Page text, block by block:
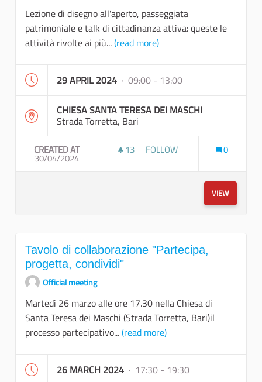
Lezione di disegno all'aperto, passeggiata
patrimoniale e talk di cittadinanza attiva: queste le
attività rivolte ai più...(read more)
29 APRIL 2024 · 09:00 - 13:00
CHIESA SANTA TERESA DEI MASCHI
Strada Torretta, Bari
CREATED AT
30/04/2024
13 13 FOLLOWERS
FOLLOW 0
VIEW
Tavolo di collaborazione "Partecipa,
progetta, condividi"
Official meeting
Martedì 26 marzo alle ore 17.30 nella Chiesa di
Santa Teresa dei Maschi (Strada Torretta, Bari)il
processo partecipativo...(read more)
26 MARCH 2024 · 17:30 - 19:30